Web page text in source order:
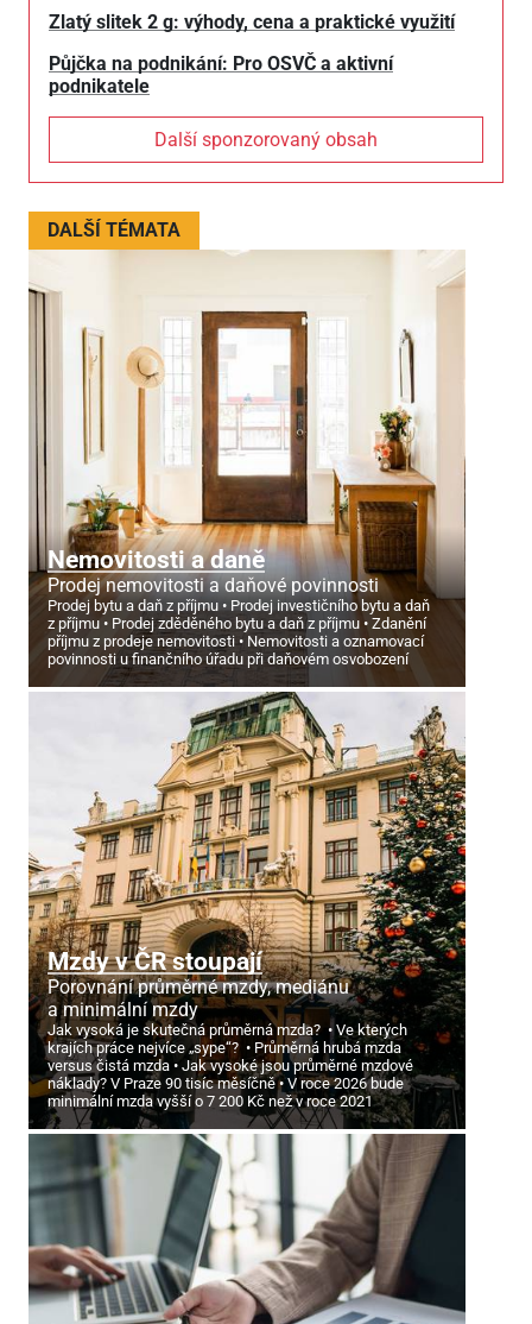
Zlatý slitek 2 g: výhody, cena a praktické využití
Půjčka na podnikání: Pro OSVČ a aktivní
podnikatele
Další sponzorovaný obsah
DALŠÍ TÉMATA
Nemovitosti a daně
Prodej nemovitosti a daňové povinnosti
Prodej bytu a daň z příjmu
Prodej investičního bytu a daň
z příjmu
Prodej zděděného bytu a daň z příjmu
Zdanění
příjmu z prodeje nemovitosti
Nemovitosti a oznamovací
povinnosti u finančního úřadu při daňovém osvobození
Mzdy v ČR stoupají
Porovnání průměrné mzdy, mediánu
a minimální mzdy
Jak vysoká je skutečná průměrná mzda?
Ve kterých
krajích práce nejvíce „sype“?
Průměrná hrubá mzda
versus čistá mzda
Jak vysoké jsou průměrné mzdové
náklady? V Praze 90 tisíc měsíčně
V roce 2026 bude
minimální mzda vyšší o 7 200 Kč než v roce 2021